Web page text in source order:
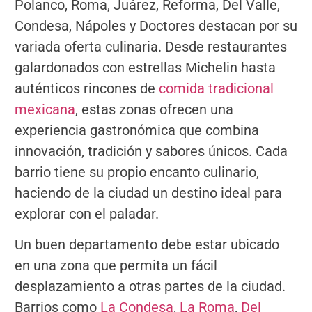
Polanco, Roma, Juárez, Reforma, Del Valle,
Condesa, Nápoles y Doctores destacan por su
variada oferta culinaria. Desde restaurantes
galardonados con estrellas Michelin hasta
auténticos rincones de comida tradicional
mexicana, estas zonas ofrecen una
experiencia gastronómica que combina
innovación, tradición y sabores únicos. Cada
barrio tiene su propio encanto culinario,
haciendo de la ciudad un destino ideal para
explorar con el paladar.
Un buen departamento debe estar ubicado
en una zona que permita un fácil
desplazamiento a otras partes de la ciudad.
Barrios como La Condesa, La Roma, Del